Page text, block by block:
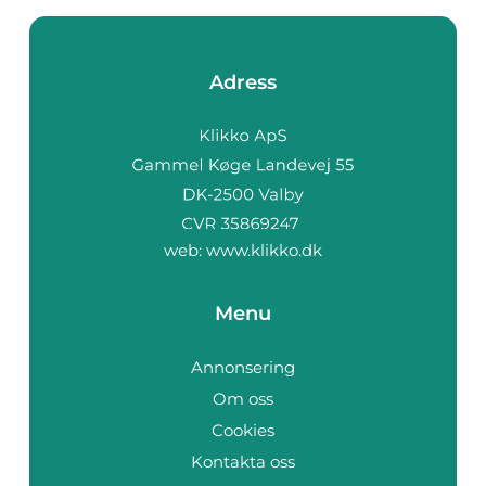
Adress
web: www.klikko.dk
Menu
Annonsering
Om oss
Cookies
Kontakta oss